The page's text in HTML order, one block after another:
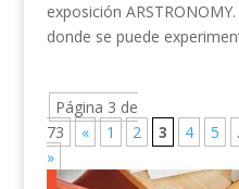
exposición
donde se puede
Página 3 de
73
« 1 2 3 4 5
»